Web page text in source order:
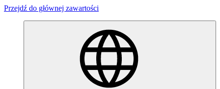
Przejdź do głównej zawartości